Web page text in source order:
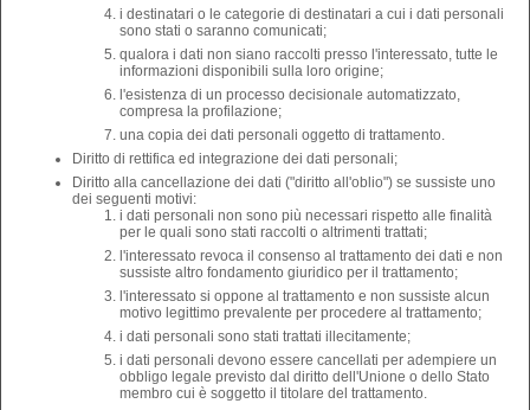
i destinatari o le categorie di destinatari a cui i dati personali
sono stati o saranno comunicati;
qualora i dati non siano raccolti presso l'interessato, tutte le
informazioni disponibili sulla loro origine;
l'esistenza di un processo decisionale automatizzato,
compresa la profilazione;
una copia dei dati personali oggetto di trattamento.
Diritto di rettifica ed integrazione dei dati personali;
Diritto alla cancellazione dei dati ("diritto all'oblio") se sussiste uno
dei seguenti motivi:
i dati personali non sono più necessari rispetto alle finalità
per le quali sono stati raccolti o altrimenti trattati;
l'interessato revoca il consenso al trattamento dei dati e non
sussiste altro fondamento giuridico per il trattamento;
l'interessato si oppone al trattamento e non sussiste alcun
motivo legittimo prevalente per procedere al trattamento;
i dati personali sono stati trattati illecitamente;
i dati personali devono essere cancellati per adempiere un
obbligo legale previsto dal diritto dell'Unione o dello Stato
membro cui è soggetto il titolare del trattamento.